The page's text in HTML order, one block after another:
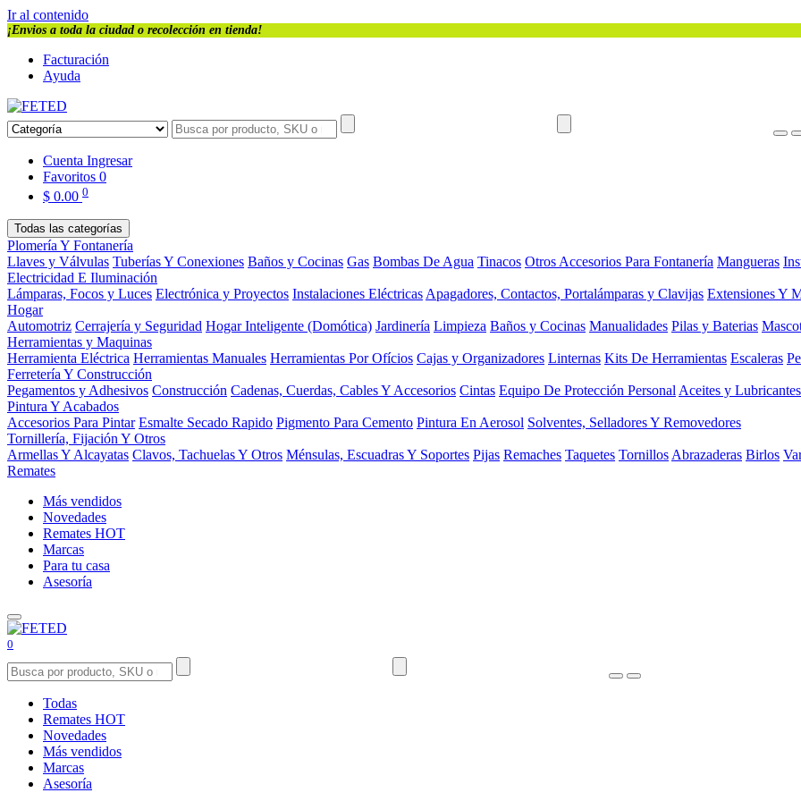
Ir al contenido
¡Envios a toda la ciudad o recolección en tienda!
Facturación
Ayuda
Cuenta Ingresar
Favoritos 0
$ 0.00 0
Todas las categorías
Plomería Y Fontanería
Llaves y Válvulas Tuberías Y Conexiones Baños y Cocinas Gas Bombas De Agua Tinacos Otros Accesorios Para Fontanería Mangueras
Electricidad E Iluminación
Lámparas, Focos y Luces Electrónica y Proyectos Instalaciones Eléctricas Apagadores, Contactos, Portalámparas y Clavijas Extensiones Y
Hogar
Automotriz Cerrajería y Seguridad Hogar Inteligente (Domótica) Jardinería Limpieza Baños y Cocinas Manualidades Pilas y Baterias
Herramientas y Maquinas
Herramienta Eléctrica Herramientas Manuales Herramientas Por Ofícios Cajas y Organizadores Linternas Kits De Herramientas Escaleras
Ferretería Y Construcción
Pegamentos y Adhesivos Construcción Cadenas, Cuerdas, Cables Y Accesorios Cintas Equipo De Protección Personal Aceites y Lubricantes
Pintura Y Acabados
Accesorios Para Pintar Esmalte Secado Rapido Pigmento Para Cemento Pintura En Aerosol Solventes, Selladores Y Removedores
Tornillería, Fijación Y Otros
Armellas Y Alcayatas Clavos, Tachuelas Y Otros Ménsulas, Escuadras Y Soportes Pijas Remaches Taquetes Tornillos Abrazaderas Birlos
Remates
Más vendidos
Novedades
Remates HOT
Marcas
Para tu casa
Asesoría
0
Todas
Remates HOT
Novedades
Más vendidos
Marcas
Asesoría